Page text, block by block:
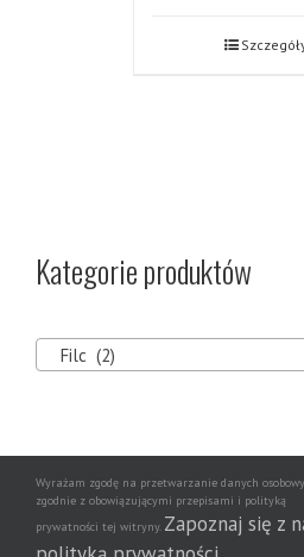
Kategorie produktów
Filc (2)
Copyright 2020 | Wszelkie prawa zastrzeżone
Dziennikarska
Wyrażam zgodę na przetwarzanie danych
zgodnie z obowiązującymi przepisami i polityką
prywatności tej witryny. Zapoznaj się z